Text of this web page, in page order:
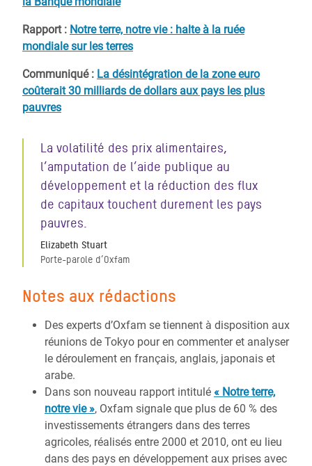
Rapport : Notre terre, notre vie : halte à la ruée
mondiale sur les terres
Communiqué : La désintégration de la zone euro
coûterait 30 milliards de dollars aux pays les plus
pauvres
La volatilité des prix alimentaires,
l’amputation de l’aide publique au
développement et la réduction des flux
de capitaux touchent durement les pays
pauvres.
Elizabeth Stuart
Porte-parole d’Oxfam
Notes aux rédactions
Des experts d’Oxfam se tiennent à disposition aux
réunions de Tokyo pour en commenter et analyser
le déroulement en français, anglais, japonais et
arabe.
Dans son nouveau rapport intitulé « Notre terre,
notre vie », Oxfam signale que plus de 60 % des
investissements étrangers dans des terres
agricoles, réalisés entre 2000 et 2010, ont eu lieu
dans des pays en développement aux prises avec